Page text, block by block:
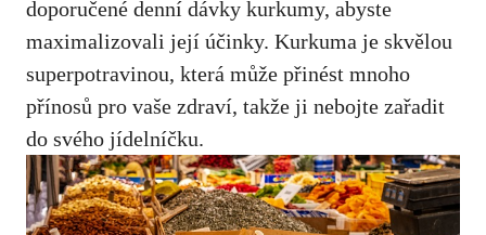
doporučené denní⁣ dávky ​kurkumy, abyste
‌maximalizovali její ‍účinky. Kurkuma je skvělou
superpotravinou, ⁤která může přinést mnoho
přínosů pro vaše zdraví, takže ji nebojte zařadit
⁤do svého jídelníčku.